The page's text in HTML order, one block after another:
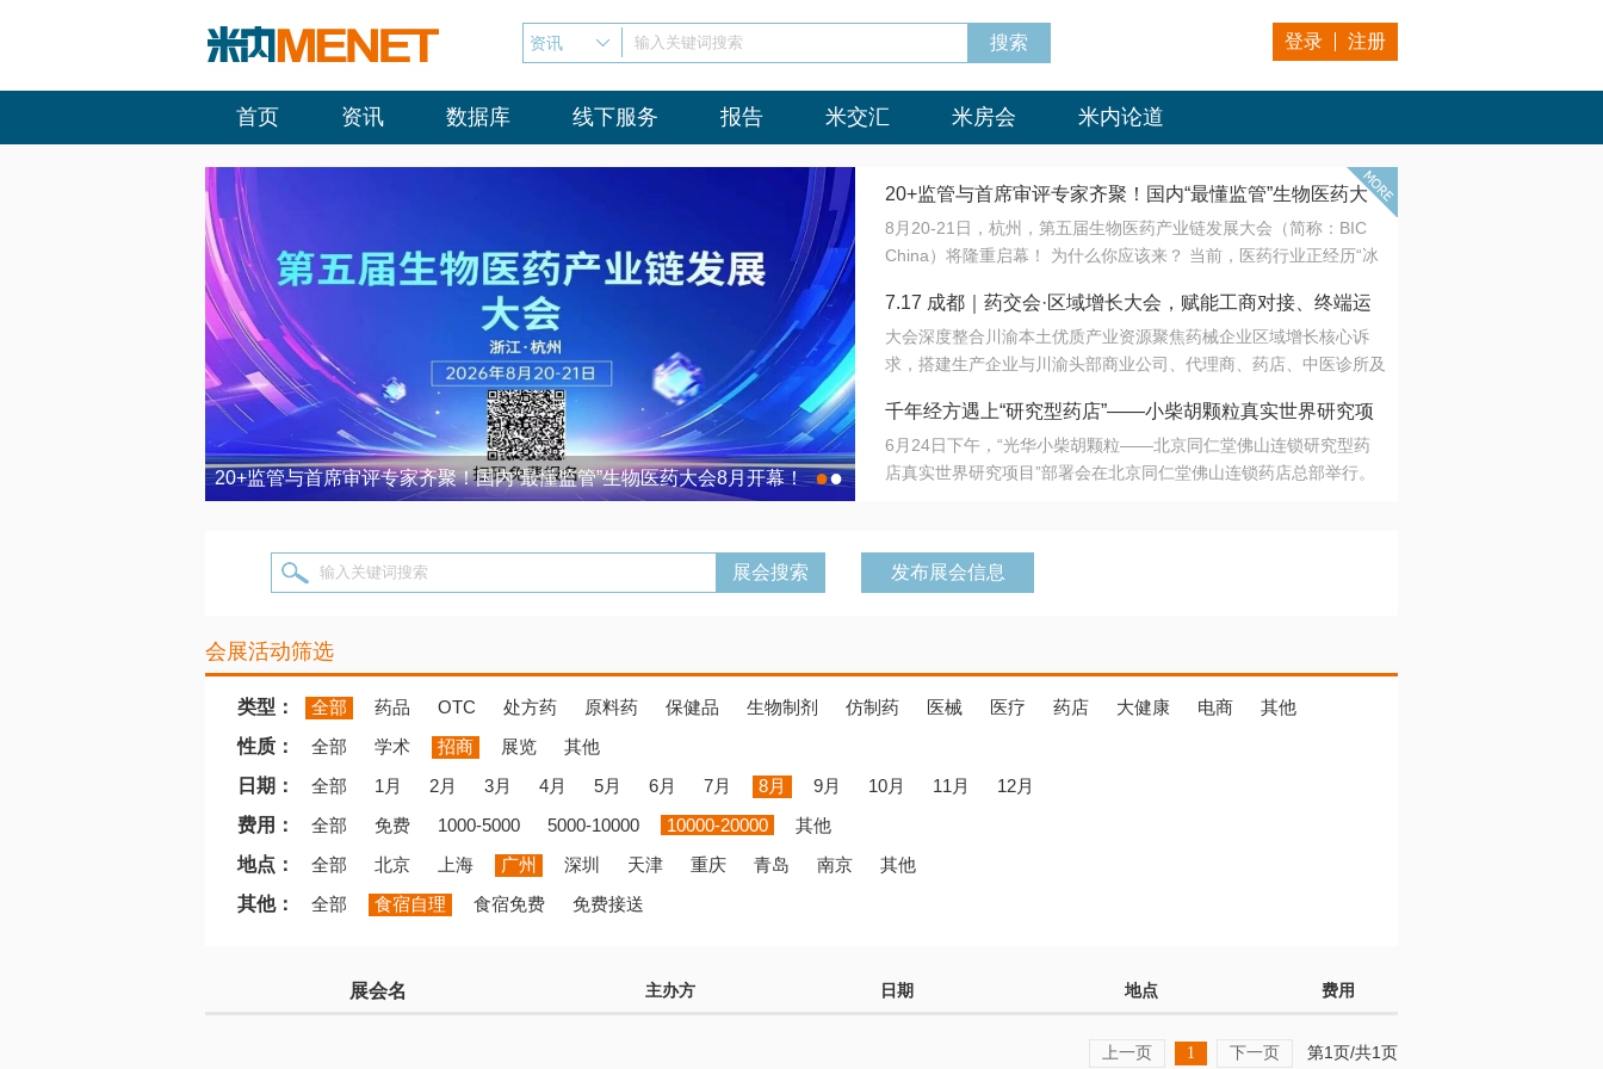
资讯 输入关键词搜索 登录 注册
首页 资讯 数据库 线下服务 报告 米交汇 米房会 米内论道
20+监管与首席审评专家齐聚！国内“最懂监管”生物医药大会8月开幕！ 7.17 成都｜药交会·区域增长大会，赋能工商对接、终端运营
●●
20+监管与首席审评专家齐聚！国内“最懂监管”生物医药大
会8月开幕！
8月20-21日，杭州，第五届生物医药产业链发展大会（简称：BIC
China）将隆重启幕！ 为什么你应该来？ 当前，医药行业正经历“冰
法正重新定义研发效率；另一端是创新药“最后一公里”的支付与入院
难题，呼唤更成熟的产业生态。 同质化“内卷”已无出路，全产业链协
同与出海能力建设才是破局关键。 本届大会以 “重构生态，定义未
算力突围；从中药创新、复杂药物制剂、CGT、多肽与小核酸的技
术攻坚，到CDMO的柔性智造。 我们致力于打破壁垒，让“实验
室”与“生产线”、“研发端”与“支付端”深度对话，更让监管、产业、资
7.17 成都｜药交会·区域增长大会，赋能工商对接、终端运
营
大会深度整合川渝本土优质产业资源聚焦药械企业区域增长核心诉
求，搭建生产企业与川渝头部商业公司、代理商、药店、中医诊所及
域增量份额夯实西南市场战略布局
千年经方遇上“研究型药店”——小柴胡颗粒真实世界研究项
目在北京同仁堂佛山连锁启动
6月24日下午，“光华小柴胡颗粒——北京同仁堂佛山连锁研究型药
店真实世界研究项目”部署会在北京同仁堂佛山连锁药店总部举行。
输入关键词搜索 发布展会信息
会展活动筛选
类型： 全部 药品 OTC 处方药 原料药 保健品 生物制剂 仿制药 医械 医疗 药店 大健康 电商
其他
性质：
全部 学术 招商 展览
其他
日期：
全部 1月 2月 3月 4月 5月 6月 7月 8月 9月 10月 11月
12月
费用：
全部 免费 1000-5000 5000-10000 10000-20000
其他
地点：
全部 北京 上海 广州 深圳 天津 重庆 青岛 南京
其他
其他：
全部 食宿自理 食宿免费 免费接送
展会名 主办方 日期 地点 费用
上一页 1 下一页 第1页/共1页